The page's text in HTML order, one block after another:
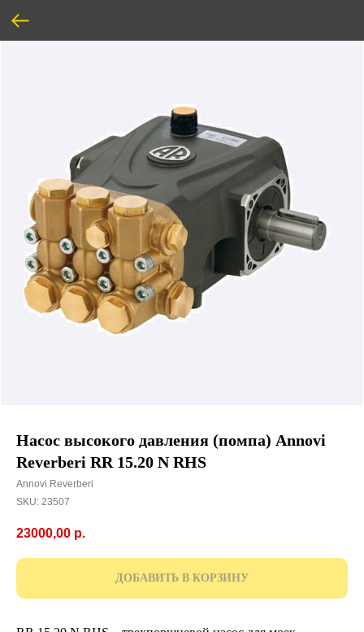
Насос высокого давления (помпа) Annovi
Reverberi RR 15.20 N RHS
Annovi Reverberi
SKU: 23507
23000,00 р.
ДОБАВИТЬ В КОРЗИНУ